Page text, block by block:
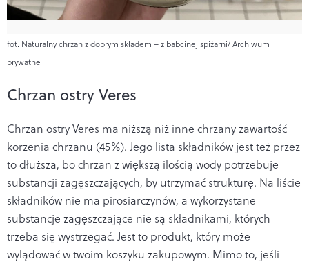
fot. Naturalny chrzan z dobrym składem – z babcinej spiżarni/ Archiwum
prywatne
Chrzan ostry Veres
Chrzan ostry Veres ma niższą niż inne chrzany zawartość
korzenia chrzanu (45%). Jego lista składników jest też przez
to dłuższa, bo chrzan z większą ilością wody potrzebuje
substancji zagęszczających, by utrzymać strukturę. Na liście
składników nie ma pirosiarczynów, a wykorzystane
substancje zagęszczające nie są składnikami, których
trzeba się wystrzegać. Jest to produkt, który może
wylądować w twoim koszyku zakupowym. Mimo to, jeśli